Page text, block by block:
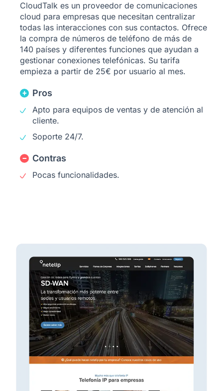
CloudTalk es un proveedor de comunicaciones
cloud para empresas que necesitan centralizar
todas las interacciones con sus contactos. Ofrece
la compra de números de teléfono de más de
140 países y diferentes funciones que ayudan a
gestionar conexiones telefónicas. Su tarifa
empieza a partir de 25€ por usuario al mes.
Pros
Apto para equipos de ventas y de atención al
cliente.
Soporte 24/7.
Contras
Pocas funcionalidades.